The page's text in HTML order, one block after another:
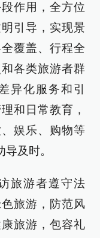
作用，全方位
引导，实现景
覆盖、行程全
各类旅游者群
异化服务和引
和日常教育，
娱乐、购物等
及时。
旅游者遵守法
旅游，防范风
旅游，包容礼